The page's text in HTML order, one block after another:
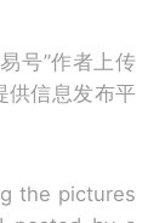
号”作者上传
供信息发布平
the pictures